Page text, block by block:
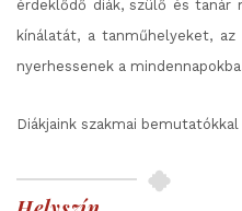
érdeklődő diák, szülő és tanár
kínálatát, a tanműhelyeket,
nyerhessenek a
Diákjaink szakmai